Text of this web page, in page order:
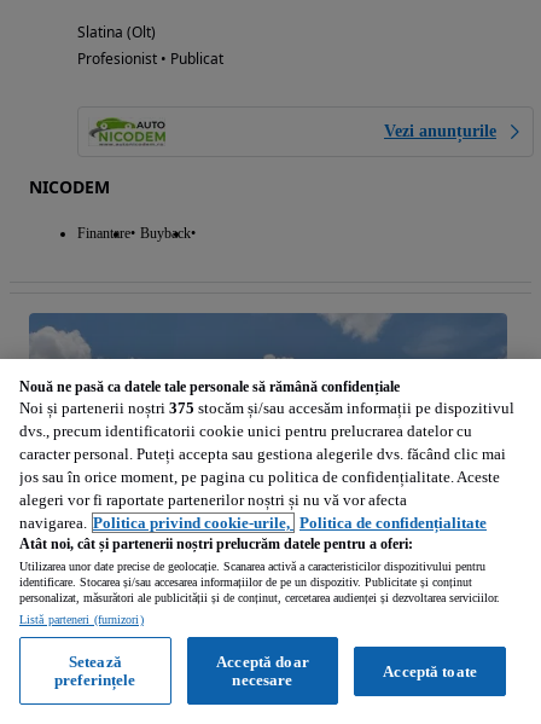
Slatina (Olt)
Profesionist • Publicat
Vezi anunțurile
NICODEM
Finantare Buyback
Nouă ne pasă ca datele tale personale să rămână confidențiale
Noi și partenerii noștri 375 stocăm și/sau accesăm informații pe dispozitivul
dvs., precum identificatorii cookie unici pentru prelucrarea datelor cu
caracter personal. Puteți accepta sau gestiona alegerile dvs. făcând clic mai
jos sau în orice moment, pe pagina cu politica de confidențialitate. Aceste
alegeri vor fi raportate partenerilor noștri și nu vă vor afecta
navigarea. Politica privind cookie-urile, Politica de confidențialitate
Atât noi, cât și partenerii noștri prelucrăm datele pentru a oferi:
Utilizarea unor date precise de geolocație. Scanarea activă a caracteristicilor dispozitivului pentru
identificare. Stocarea și/sau accesarea informațiilor de pe un dispozitiv. Publicitate și conținut
personalizat, măsurători ale publicității și de conținut, cercetarea audienței și dezvoltarea serviciilor.
Listă parteneri (furnizori)
Acceptă toate
Acceptă doar
necesare
Setează
preferințele